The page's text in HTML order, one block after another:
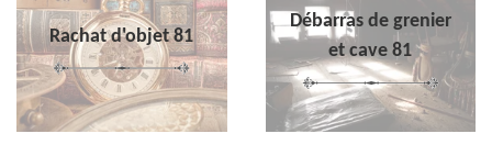
Rachat d'objet 81
Débarras de grenier
et cave 81